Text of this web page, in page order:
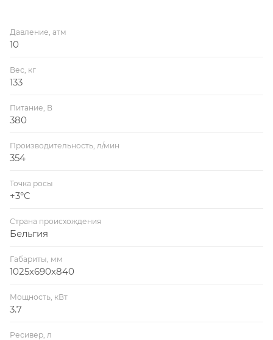
Давление, атм
10
Вес, кг
133
Питание, В
380
Производительность, л/мин
354
Точка росы
+3°C
Страна происхождения
Бельгия
Габариты, мм
1025x690x840
Мощность, кВт
3.7
Ресивер, л